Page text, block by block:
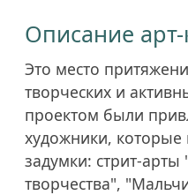
Описание
Это место
творческих и
проектом были
художники, которые
задумки: стрит-
творчества",